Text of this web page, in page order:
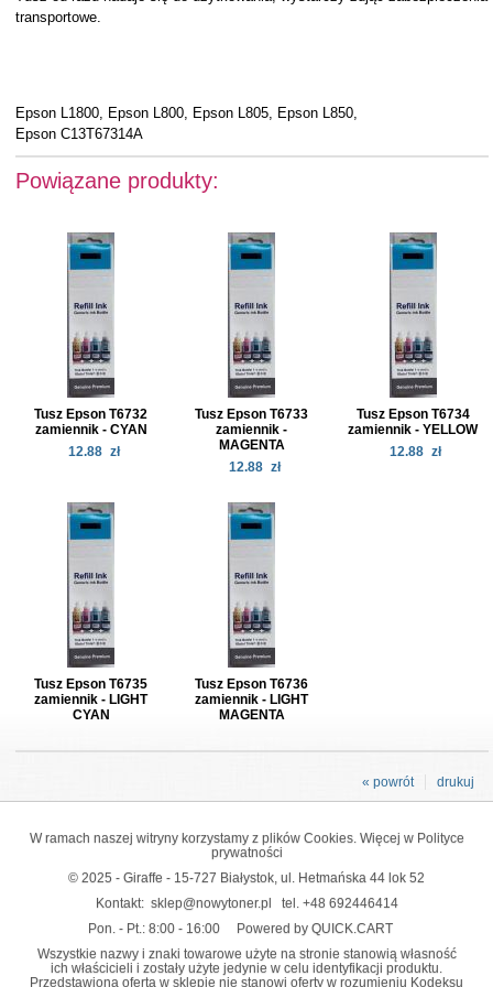
transportowe.
Epson L1800, Epson L800, Epson L805, Epson L850,
Epson C13T67314A
Powiązane produkty:
Tusz Epson T6732
zamiennik - CYAN
12.88 zł
Tusz Epson T6733
zamiennik -
MAGENTA
12.88 zł
Tusz Epson T6734
zamiennik - YELLOW
12.88 zł
Tusz Epson T6735
zamiennik - LIGHT
CYAN
Tusz Epson T6736
zamiennik - LIGHT
MAGENTA
drukuj
« powrót
W ramach naszej witryny korzystamy z plików Cookies. Więcej w Polityce
prywatności
© 2025 - Giraffe - 15-727 Białystok, ul. Hetmańska 44 lok 52
Kontakt: sklep@nowytoner.pl tel. +48 692446414
Pon. - Pt.: 8:00 - 16:00
Powered by QUICK.CART
Wszystkie nazwy i znaki towarowe użyte na stronie stanowią własność
ich właścicieli i zostały użyte jedynie w celu identyfikacji produktu.
Przedstawiona oferta w sklepie nie stanowi oferty w rozumieniu Kodeksu